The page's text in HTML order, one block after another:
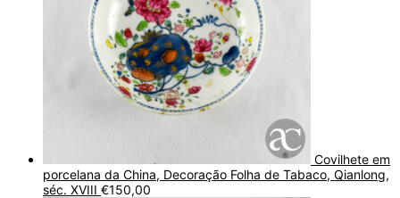
Covilhete em
porcelana da China, Decoração Folha de Tabaco, Qianlong,
séc. XVIII €150,00